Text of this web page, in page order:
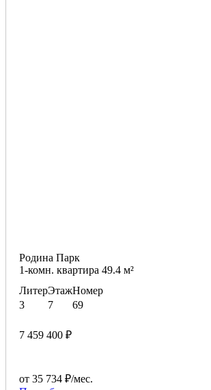
Родина Парк
1-комн. квартира 49.4 м²
Литер
3
Этаж
7
Номер
69
7 459 400 ₽
от 35 734 ₽/мес.